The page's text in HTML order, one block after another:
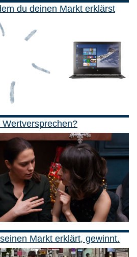
du deinen Markt erklärst
Markt erklärt, gewinnt.